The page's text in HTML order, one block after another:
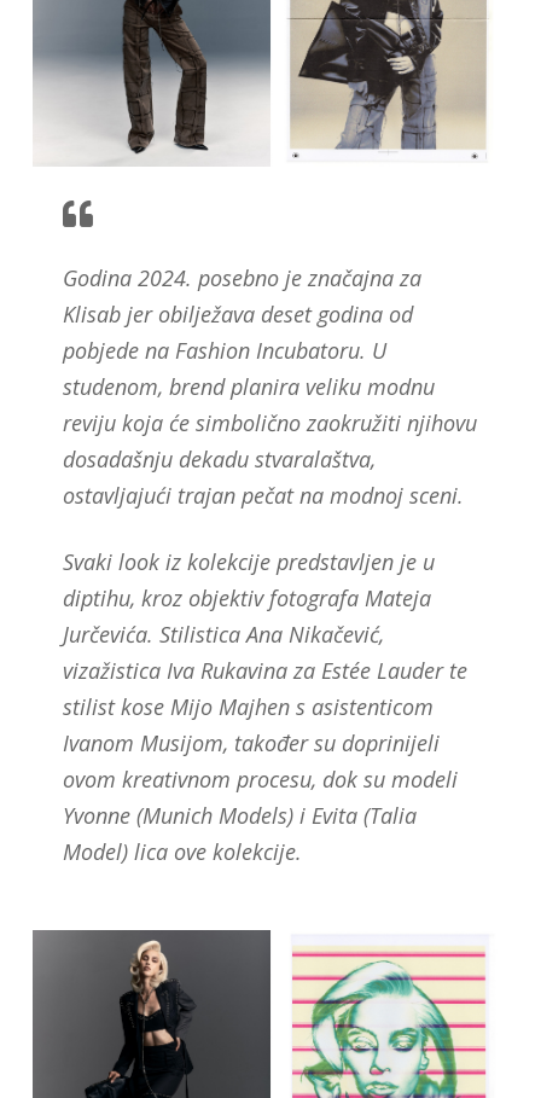
Godina 2024. posebno je značajna za
Klisab jer obilježava deset godina od
pobjede na Fashion Incubatoru. U
studenom, brend planira veliku modnu
reviju koja će simbolično zaokružiti njihovu
dosadašnju dekadu stvaralaštva,
ostavljajući trajan pečat na modnoj sceni.
Svaki look iz kolekcije predstavljen je u
diptihu, kroz objektiv fotografa Mateja
Jurčevića. Stilistica Ana Nikačević,
vizažistica Iva Rukavina za Estée Lauder te
stilist kose Mijo Majhen s asistenticom
Ivanom Musijom, također su doprinijeli
ovom kreativnom procesu, dok su modeli
Yvonne (Munich Models) i Evita (Talia
Model) lica ove kolekcije.